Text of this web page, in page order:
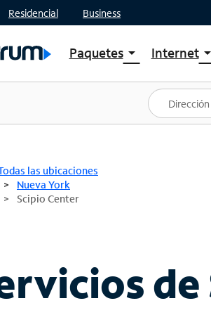
Residencial Business
Paquetesarrow_drop_down
Ver paquetes
Spectrum One
Mejores ofertas
Internetarrow_drop_down
Planes
las ubicaciones
Nueva York
Scipio Center